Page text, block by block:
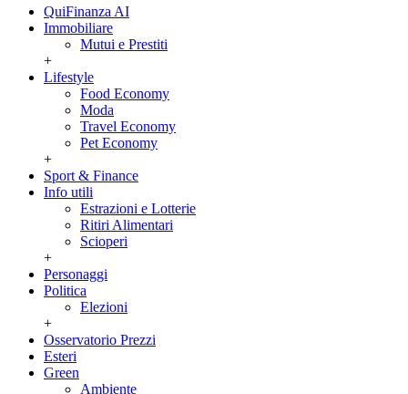
QuiFinanza AI
Immobiliare
Mutui e Prestiti
+
Lifestyle
Food Economy
Moda
Travel Economy
Pet Economy
+
Sport & Finance
Info utili
Estrazioni e Lotterie
Ritiri Alimentari
Scioperi
+
Personaggi
Politica
Elezioni
+
Osservatorio Prezzi
Esteri
Green
Ambiente